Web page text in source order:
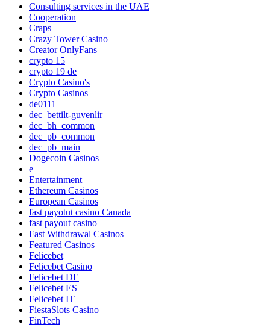
Consulting services in the UAE
Cooperation
Craps
Crazy Tower Сasino
Creator OnlyFans
crypto 15
crypto 19 de
Crypto Casino's
Crypto Casinos
de0111
dec_bettilt-guvenlir
dec_bh_common
dec_pb_common
dec_pb_main
Dogecoin Casinos
e
Entertainment
Ethereum Casinos
European Casinos
fast payotut casino Canada
fast payout casino
Fast Withdrawal Casinos
Featured Casinos
Felicebet
Felicebet Casino
Felicebet DE
Felicebet ES
Felicebet IT
FiestaSlots Casino
FinTech